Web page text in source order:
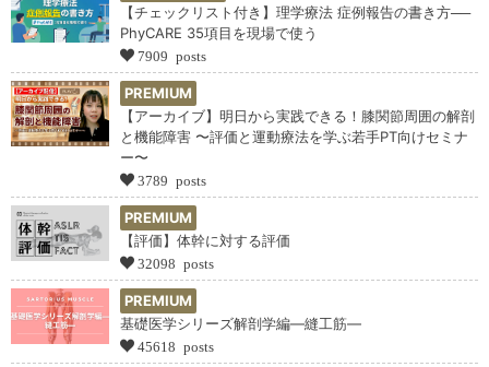
【チェックリスト付き】理学療法 症例報告の書き方──
PhyCARE 35項目を現場で使う
7909 posts
PREMIUM
【アーカイブ】明日から実践できる！膝関節周囲の解剖
と機能障害 〜評価と運動療法を学ぶ若手PT向けセミナ
ー〜
3789 posts
PREMIUM
【評価】体幹に対する評価
32098 posts
PREMIUM
基礎医学シリーズ解剖学編―縫工筋―
45618 posts